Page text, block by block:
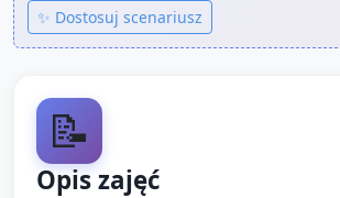
✨ Dostosuj scenariusz
📝
Opis zajęć